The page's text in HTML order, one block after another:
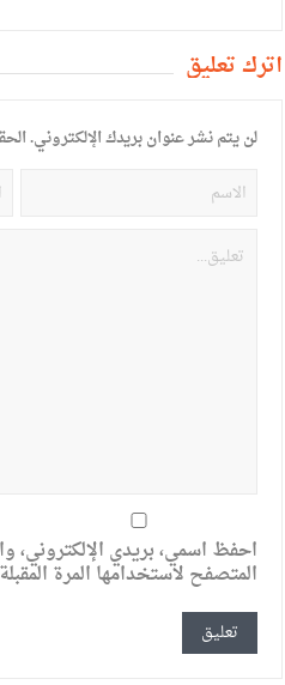
أترك تعليق
لن يتم نشر عنوان بريدك الإلكتروني.
احفظ اسمي، بريدي الإلكتروني،
المتصفح لاستخدامها المرة